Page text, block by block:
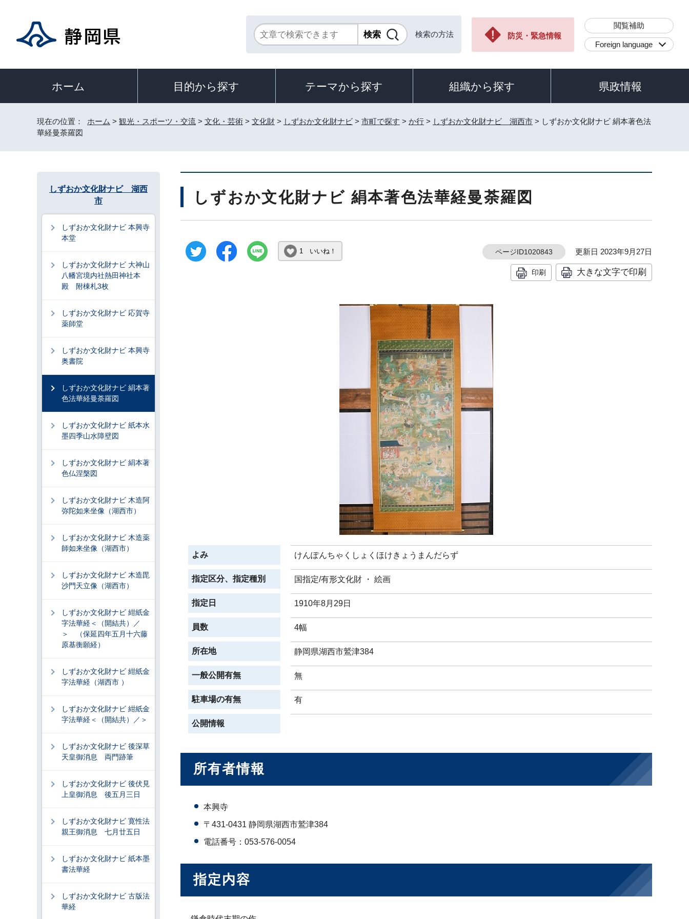
検索の方法 防災・緊急情報
閲覧補助
Foreign language
ホーム 目的から探す テーマから探す 組織から探す 県政情報
現在の位置： ホーム > 観光・スポーツ・交流 > 文化・芸術 > 文化財 > しずおか文化財ナビ > 市町で探す > か行 > しずおか文化財ナビ 湖西市 > しずおか文化財ナビ 絹本著色法
華経曼荼羅図
しずおか文化財ナビ 絹本著色法華経曼荼羅図
1 いいね！ ページID1020843 更新日 2023年9月27日
印刷 大きな文字で印刷
よみ けんぽんちゃくしょくほけきょうまんだらず
指定区分、指定種別 国指定/有形文化財 ・ 絵画
指定日 1910年8月29日
員数 4幅
所在地 静岡県湖西市鷲津384
一般公開有無 無
駐車場の有無 有
公開情報
所有者情報
本興寺
〒431-0431 静岡県湖西市鷲津384
電話番号：053-576-0054
指定内容
しずおか文化財ナビ 湖西
市
しずおか文化財ナビ 本興寺
本堂
しずおか文化財ナビ 大神山
八幡宮境内社熱田神社本
殿 附棟札3枚
しずおか文化財ナビ 応賀寺
薬師堂
しずおか文化財ナビ 本興寺
奥書院
しずおか文化財ナビ 絹本著
色法華経曼荼羅図
しずおか文化財ナビ 紙本水
墨四季山水障壁図
しずおか文化財ナビ 絹本著
色仏涅槃図
しずおか文化財ナビ 木造阿
弥陀如来坐像（湖西市）
しずおか文化財ナビ 木造薬
師如来坐像（湖西市）
しずおか文化財ナビ 木造毘
沙門天立像（湖西市）
しずおか文化財ナビ 紺紙金
字法華経＜（開結共）／
＞ （保延四年五月十六藤
原基衡願経）
しずおか文化財ナビ 紺紙金
字法華経（湖西市 ）
しずおか文化財ナビ 紺紙金
字法華経＜（開結共）／＞
しずおか文化財ナビ 後深草
天皇御消息 両門跡筆
しずおか文化財ナビ 後伏見
上皇御消息 後五月三日
しずおか文化財ナビ 寛性法
親王御消息 七月廿五日
しずおか文化財ナビ 紙本墨
書法華経
しずおか文化財ナビ 古版法
華経